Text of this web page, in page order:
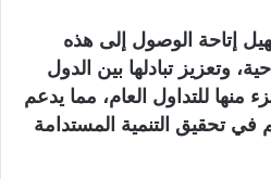
إتاحة الوصول إلى هذه
وتعزيز تبادلها بين الدول
منها للتداول العام، مما يدعم
في تحقيق التنمية المستدامة